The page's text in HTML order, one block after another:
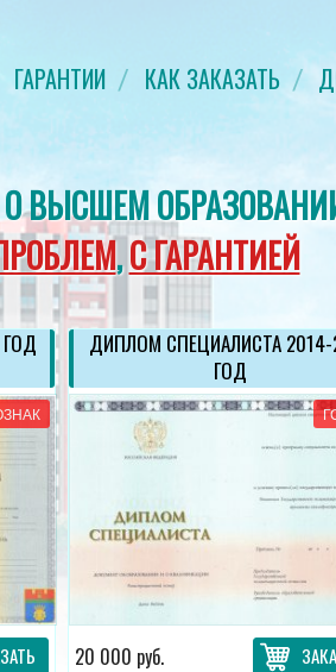
ГАРАНТИИ КАК ЗАКАЗАТЬ
ВЫСШЕМ
,С ГАРАНТИЕЙ
ДИПЛОМ СПЕЦИАЛИСТА 2014-
ГОД
20 000 руб.